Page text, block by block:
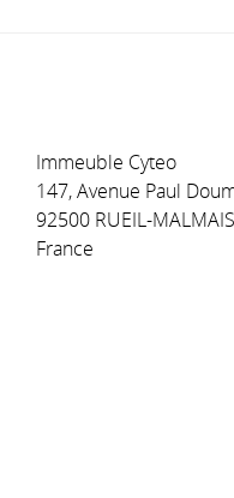
Immeuble Cyteo
147, Avenue Paul
92500 RUEIL-
France